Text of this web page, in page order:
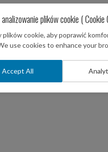
plików cookie ( Cookie
plików cookie, aby poprawić
use cookies to enhance your
Accept All